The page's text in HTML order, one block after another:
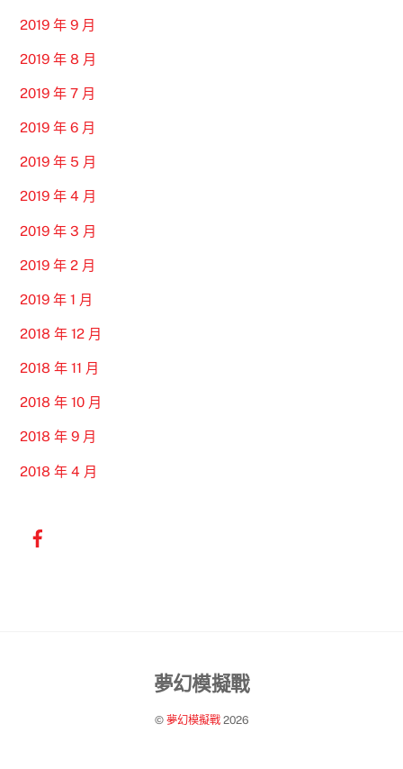
2019 年 9 月
2019 年 8 月
2019 年 7 月
2019 年 6 月
2019 年 5 月
2019 年 4 月
2019 年 3 月
2019 年 2 月
2019 年 1 月
2018 年 12 月
2018 年 11 月
2018 年 10 月
2018 年 9 月
2018 年 4 月
Back
Top
夢幻模擬戰
© 夢幻模擬戰2026